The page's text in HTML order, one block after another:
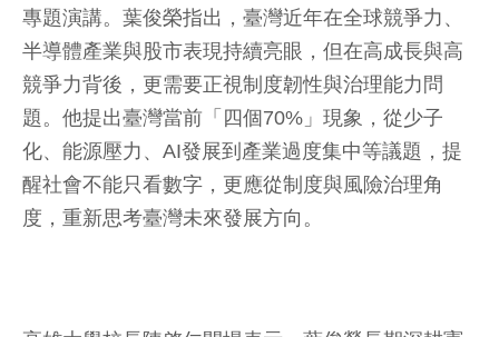
專題演講。葉俊榮指出，臺灣近年在全球競爭力、
半導體產業與股市表現持續亮眼，但在高成長與高
競爭力背後，更需要正視制度韌性與治理能力問
題。他提出臺灣當前「四個70%」現象，從少子
化、能源壓力、AI發展到產業過度集中等議題，提
醒社會不能只看數字，更應從制度與風險治理角
度，重新思考臺灣未來發展方向。